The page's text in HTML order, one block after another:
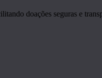
doações seguras e